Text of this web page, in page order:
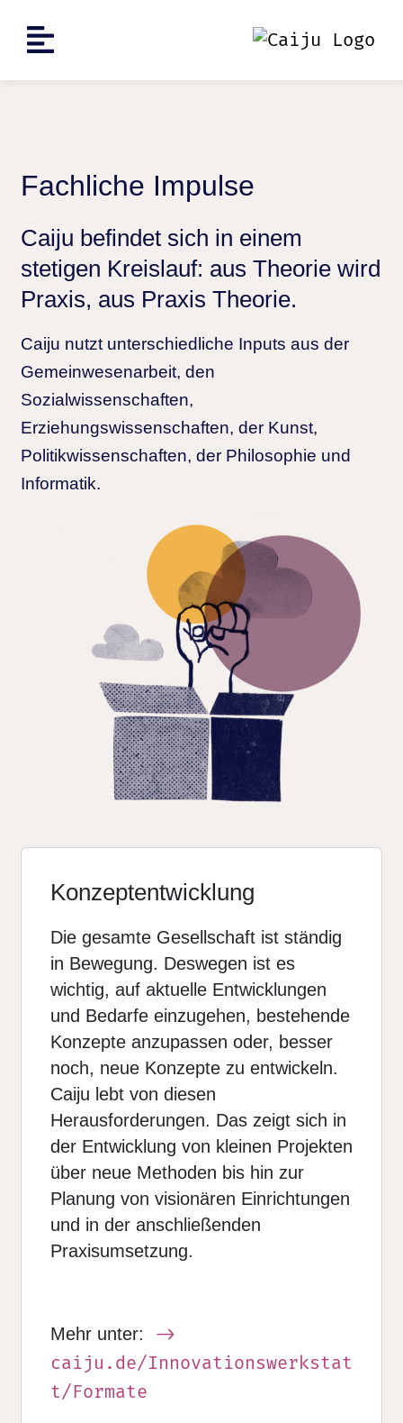
Fachliche Impulse
Caiju befindet sich in einem
stetigen Kreislauf: aus Theorie wird
Praxis, aus Praxis Theorie.
Caiju nutzt unterschiedliche Inputs aus der
Gemeinwesenarbeit, den
Sozialwissenschaften,
Erziehungswissenschaften, der Kunst,
Politikwissenschaften, der Philosophie und
Informatik.
Konzeptentwicklung
Die gesamte Gesellschaft ist ständig
in Bewegung. Deswegen ist es
wichtig, auf aktuelle Entwicklungen
und Bedarfe einzugehen, bestehende
Konzepte anzupassen oder, besser
noch, neue Konzepte zu entwickeln.
Caiju lebt von diesen
Herausforderungen. Das zeigt sich in
der Entwicklung von kleinen Projekten
über neue Methoden bis hin zur
Planung von visionären Einrichtungen
und in der anschließenden
Praxisumsetzung.
Mehr unter:
caiju.de/Innovationswerkstat
t/Formate